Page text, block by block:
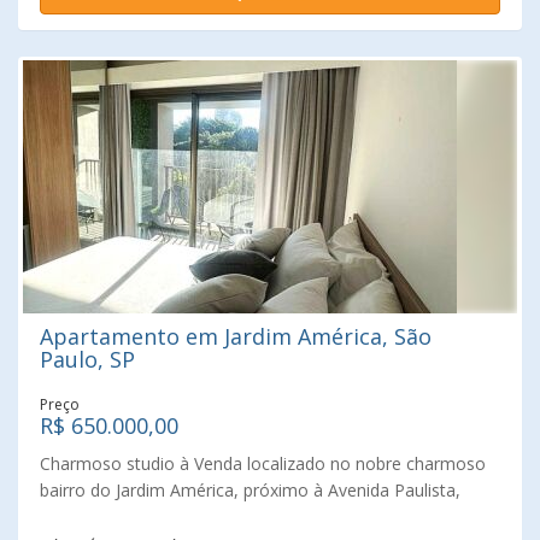
vida e conveniência, próximo à rua Oscar Freire Dispõe de
um visita com um dos nossos Corretores Imobiliários
Especializados da Leardi Imóveis Jardim Paulista Leardi
Imóveis desde1918 realizando sonhos Consulte-nos !
Apartamento em Jardim América, São
Paulo, SP
Preço
R$ 650.000,00
Charmoso studio à Venda localizado no nobre charmoso
bairro do Jardim América, próximo à Avenida Paulista,